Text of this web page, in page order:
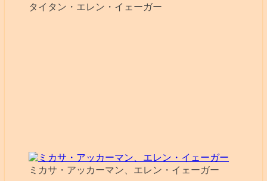
タイタン・エレン・イェーガー
ミカサ・アッカーマン、エレン・イェーガー